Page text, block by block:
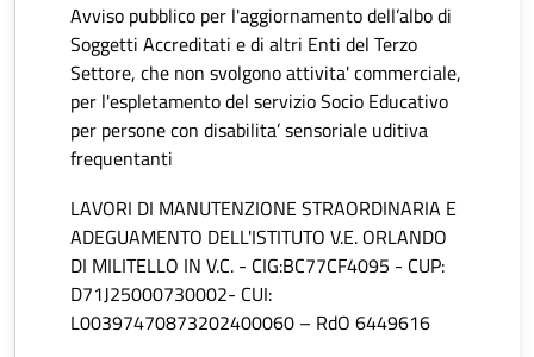
Avviso pubblico per l'aggiornamento dell’albo di
Soggetti Accreditati e di altri Enti del Terzo
Settore, che non svolgono attivita' commerciale,
per l'espletamento del servizio Socio Educativo
per persone con disabilita’ sensoriale uditiva
frequentanti
LAVORI DI MANUTENZIONE STRAORDINARIA E
ADEGUAMENTO DELL'ISTITUTO V.E. ORLANDO
DI MILITELLO IN V.C. - CIG:BC77CF4095 - CUP:
D71J25000730002- CUI:
L00397470873202400060 – RdO 6449616